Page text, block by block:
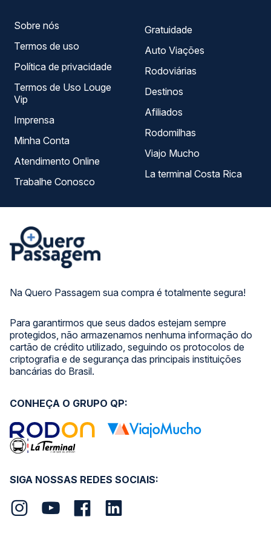
Na Quero Passagem sua compra é totalmente segura!
Para garantirmos que seus dados estejam sempre
protegidos, não armazenamos nenhuma informação do
cartão de crédito utilizado, seguindo os protocolos de
criptografia e de segurança das principais instituições
bancárias do Brasil.
Sobre nós
Termos de uso
Política de privacidade
Termos de Uso Louge
Vip
Imprensa
Minha Conta
Atendimento Online
Trabalhe Conosco
Gratuidade
Auto Viações
Rodoviárias
Destinos
Afiliados
Rodomilhas
Viajo Mucho
La terminal Costa Rica
SIGA NOSSAS REDES SOCIAIS:
CONHEÇA O GRUPO QP: